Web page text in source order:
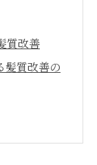
質改善
髪質改善の